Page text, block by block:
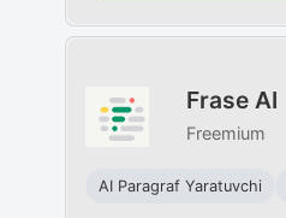
Frase AI
Freemium
AI Paragraf Yaratuvchi